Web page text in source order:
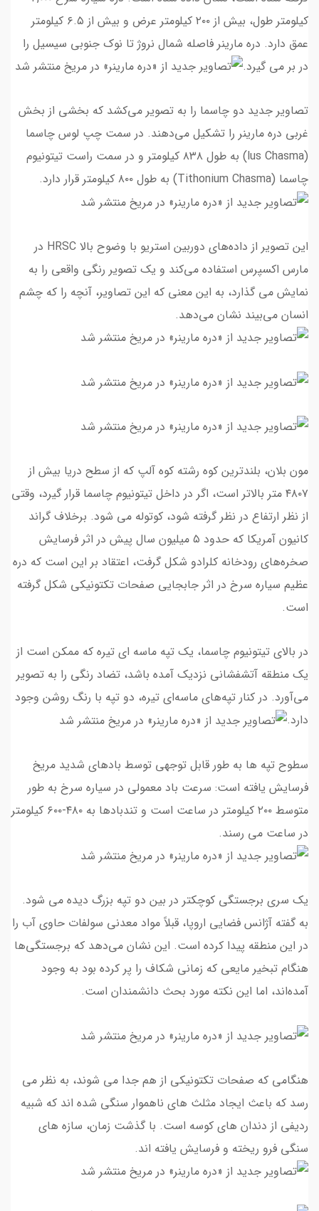
کیلومتر طول، بیش از ۲۰۰ کیلومتر عرض و بیش از ۶.۵ کیلومتر
عمق دارد. دره مارینر فاصله شمال نروژ تا نوک جنوبی سیسیل را
در بر می گیرد.
تصاویر جدید دو چاسما را به تصویر می‌کشد که بخشی از بخش
غربی دره مارینر را تشکیل می‌دهند. در سمت چپ لوس چاسما
(lus Chasma) به طول ۸۳۸ کیلومتر و در سمت راست تیتونیوم
چاسما (Tithonium Chasma) به طول ۸۰۰ کیلومتر قرار دارد.
این تصویر از داده‌های دوربین استریو با وضوح بالا HRSC در
مارس اکسپرس استفاده می‌کند و یک تصویر رنگی واقعی را به
نمایش می گذارد، به این معنی که این تصاویر، آنچه را که چشم
انسان می‌بیند نشان می‌دهد.
مون بلان، بلندترین کوه رشته کوه آلپ که از سطح دریا بیش از
۴۸۰۷ متر بالاتر است، اگر در داخل تیتونیوم چاسما قرار گیرد، وقتی
از نظر ارتفاع در نظر گرفته شود، کوتوله می شود. برخلاف گراند
کانیون آمریکا که حدود ۵ میلیون سال پیش در اثر فرسایش
صخره‌های رودخانه کلرادو شکل گرفت، اعتقاد بر این است که دره
عظیم سیاره سرخ در اثر جابجایی صفحات تکتونیکی شکل گرفته
است.
در بالای تیتونیوم چاسما، یک تپه‌ ماسه‌ ای تیره که ممکن است از
یک منطقه آتشفشانی نزدیک آمده باشد، تضاد رنگی را به تصویر
می‌آورد. در کنار تپه‌های ماسه‌ای تیره، دو تپه با رنگ روشن وجود
دارد.
سطوح تپه ها به طور قابل توجهی توسط بادهای شدید مریخ
فرسایش یافته است: سرعت باد معمولی در سیاره سرخ به طور
متوسط ۲۰۰ کیلومتر در ساعت است و تندبادها به ۴۸۰-۶۰۰ کیلومتر
در ساعت می رسند.
یک سری برجستگی کوچکتر در بین دو تپه بزرگ دیده می شود.
به گفته آژانس فضایی اروپا، قبلاً مواد معدنی سولفات حاوی آب را
در این منطقه پیدا کرده است. این نشان می‌دهد که برجستگی‌ها
هنگام تبخیر مایعی که زمانی شکاف را پر کرده بود به وجود
آمده‌اند، اما این نکته مورد بحث دانشمندان است.
هنگامی که صفحات تکتونیکی از هم جدا می شوند، به نظر می
رسد که باعث ایجاد مثلث های ناهموار سنگی شده اند که شبیه
ردیفی از دندان های کوسه است. با گذشت زمان، سازه های
سنگی فرو ریخته و فرسایش یافته اند.